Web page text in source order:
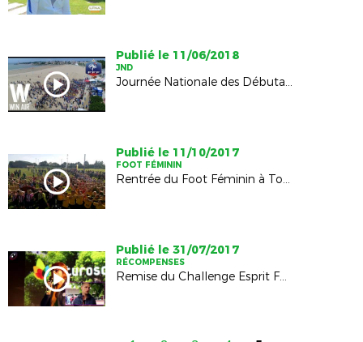
Publié le 11/06/2018
JND
Journée Nationale des Débutants 2018
Publié le 11/10/2017
FOOT FÉMININ
Rentrée du Foot Féminin à Tonnay Charente
Publié le 31/07/2017
RÉCOMPENSES
Remise du Challenge Esprit Foot au Futuroscope